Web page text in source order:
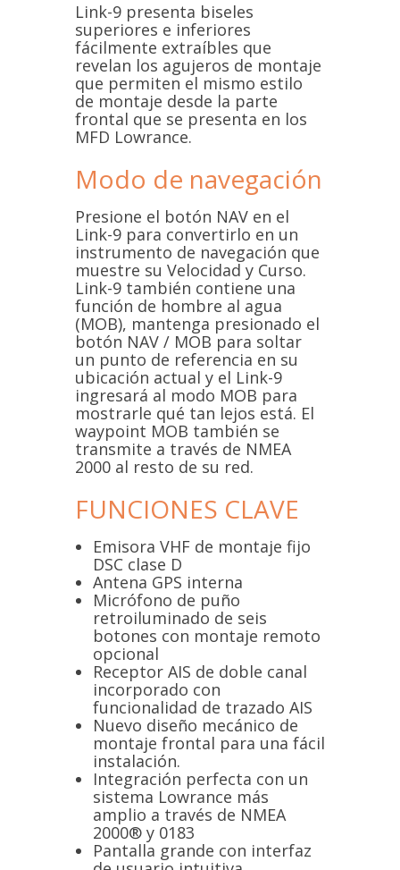
Link-9 presenta biseles
superiores e inferiores
fácilmente extraíbles que
revelan los agujeros de montaje
que permiten el mismo estilo
de montaje desde la parte
frontal que se presenta en los
MFD Lowrance.
Modo de navegación
Presione el botón NAV en el
Link-9 para convertirlo en un
instrumento de navegación que
muestre su Velocidad y Curso.
Link-9 también contiene una
función de hombre al agua
(MOB), mantenga presionado el
botón NAV / MOB para soltar
un punto de referencia en su
ubicación actual y el Link-9
ingresará al modo MOB para
mostrarle qué tan lejos está. El
waypoint MOB también se
transmite a través de NMEA
2000 al resto de su red.
FUNCIONES CLAVE
Emisora VHF de montaje fijo
DSC clase D
Antena GPS interna
Micrófono de puño
retroiluminado de seis
botones con montaje remoto
opcional
Receptor AIS de doble canal
incorporado con
funcionalidad de trazado AIS
Nuevo diseño mecánico de
montaje frontal para una fácil
instalación.
Integración perfecta con un
sistema Lowrance más
amplio a través de NMEA
2000® y 0183
Pantalla grande con interfaz